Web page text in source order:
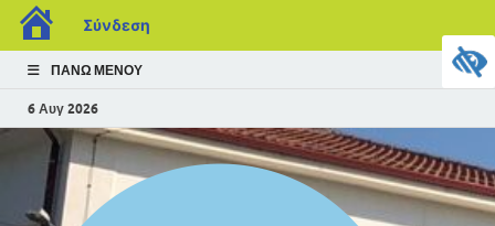
Σύνδεση
ΠΆΝΩ ΜΕΝΟΎ
6 Αυγ 2026